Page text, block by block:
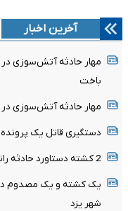
آخرین اخبار
مهار حادثه آتش‌سوزی
باخت
مهار حادثه آتش‌سوزی
دستگیری قاتل یک
2 کشته دستاورد حادثه رانندگی در سراب عباس‌آباد شهرستان شازند
یک کشته و یک مصدوم
شهر یزد